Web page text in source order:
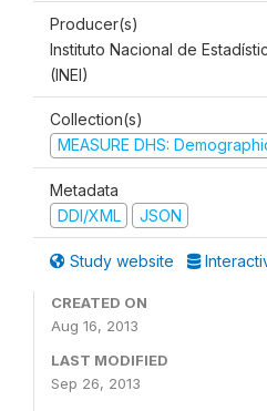
Producer(s)
Instituto Nacional de
(INEI)
Collection(s)
MEASURE DHS:
Metadata
DDI/XML
JSON
Study website
CREATED ON
Aug 16, 2013
LAST MODIFIED
Sep 26, 2013